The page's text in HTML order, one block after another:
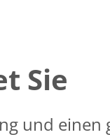
Sie
und